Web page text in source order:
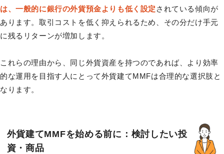
は、一般的に銀行の外貨預金よりも低く設定 されている傾向が
あります。取引コストを低く抑えられるため、その分だけ手元
に残るリターンが増加します。
これらの理由から、同じ外貨資産を持つのであれば、より効率
的な運用を目指す人にとって外貨建てMMFは合理的な選択肢と
なります。
外貨建てMMFを始める前に：検討したい投
資・商品